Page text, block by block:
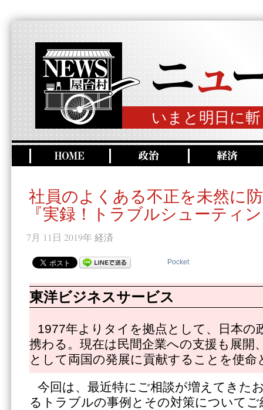
いまと明日に
社員のよくある不正を未然に
『実録！トラブルシューティ
7月 11日 2019年 経済
Pocket
東洋ビジネスサービス
1977年よりタイを拠点として、日本の
携わる。現在は民間企業への支援も展開
として両国の発展に貢献することを使命
今回は、最近特にご相談が増えてきた
るトラブルの事例とその対策について